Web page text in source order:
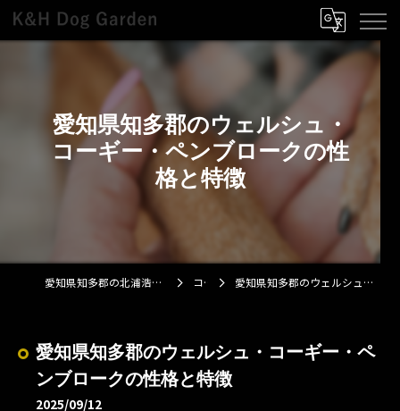
愛知県知多郡のウェルシュ・
コーギー・ペンブロークの性
格と特徴
愛知県知多郡の北浦浩ブリーダーならK&H Dog Garden コラム 愛知県知多郡のウェルシュ・コーギー・ペンブロークの性格と特徴
愛知県知多郡のウェルシュ・コーギー・ペ
ンブロークの性格と特徴
2025/09/12